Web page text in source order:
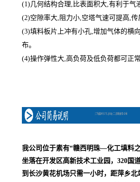
(1)几何结构合理,比表面积大,有利于气
(2)空隙率大,阻力小,空塔气速可提高,传
(3)填料板片上冲有小孔,增加气体的横
布。
(4)操作弹性大,高负荷及低负荷都可正常
我公司位于素有“赣西明珠—化工填料
坐落在开发区高新技术工业园，320国
到长沙黄花机场只需一小时，距萍乡